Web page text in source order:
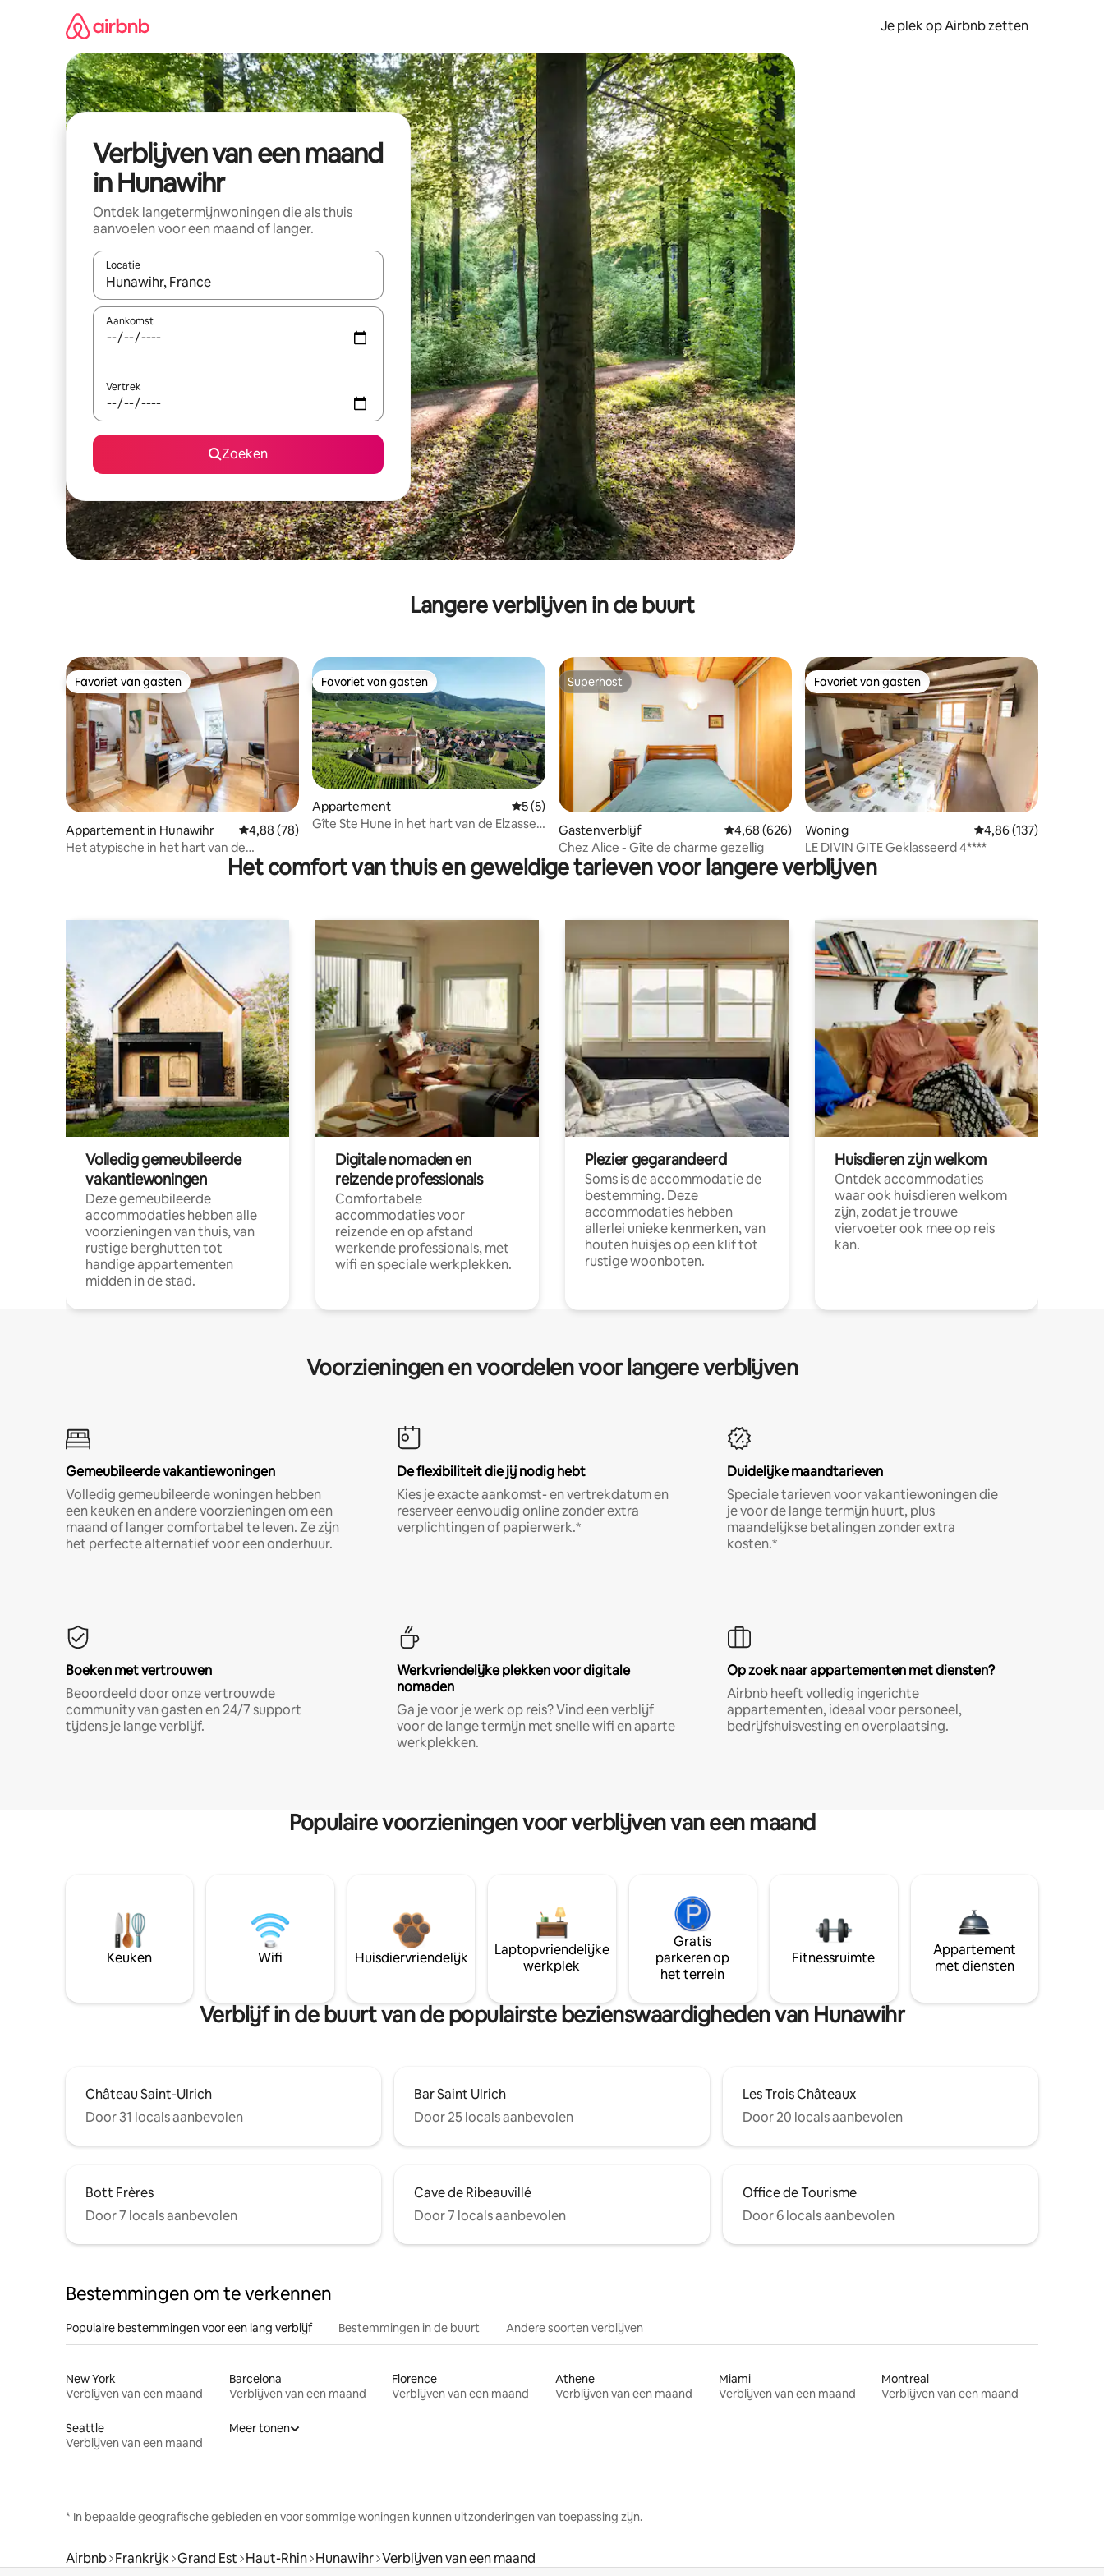
Je plek op Airbnb zetten
Verblijven van een maand
in Hunawihr
Ontdek langetermijnwoningen die als thuis
aanvoelen voor een maand of langer.
Locatie
Wanneer er resultaten beschikbaar zijn, maak je een keuze met je de pijltjestoetsen omhoog en omlaag, óf door te tikken of swipen.
Aankomst
Vertrek
Zoeken
Langere verblijven in de buurt
Favoriet van gasten
Favoriet van gasten
Appartement in Hunawihr Gemiddelde beoordeling van 4,88 op 5, 78 recensies
4,88 (78)
Het atypische in het hart van de
Favoriet van gasten
Favoriet van gasten
Appartement Gemiddelde beoordeling van 5 op 5, 5 recensies
5 (5)
Gîte Ste Hune in het hart van de Elzasser
Superhost
Superhost
Gastenverblijf Gemiddelde beoordeling van 4,68 op 5, 626 recensies
4,68 (626)
Chez Alice - Gîte de charme gezellig
Favoriet van gasten
Favoriet van gasten
Woning Gemiddelde
4,86 (137)
LE DIVIN GITE Geklasseerd 4****
Het comfort van thuis en geweldige tarieven voor langere verblijven
Volledig gemeubileerde
vakantiewoningen
Deze gemeubileerde
accommodaties hebben alle
voorzieningen van thuis, van
rustige berghutten tot
handige appartementen
midden in de stad.
Digitale nomaden en
reizende professionals
Comfortabele
accommodaties voor
reizende en op afstand
werkende professionals, met
wifi en speciale werkplekken.
Plezier gegarandeerd
Soms is de accommodatie de
bestemming. Deze
accommodaties hebben
allerlei unieke kenmerken, van
houten huisjes op een klif tot
rustige woonboten.
Huisdieren zijn welkom
Ontdek accommodaties
waar ook huisdieren welkom
zijn, zodat je trouwe
viervoeter ook mee op reis
kan.
Voorzieningen en voordelen voor langere verblijven
Gemeubileerde vakantiewoningen
Volledig gemeubileerde woningen hebben
een keuken en andere voorzieningen om een
maand of langer comfortabel te leven. Ze zijn
het perfecte alternatief voor een onderhuur.
De flexibiliteit die jij nodig hebt
Kies je exacte aankomst- en vertrekdatum en
reserveer eenvoudig online zonder extra
verplichtingen of papierwerk.*
Duidelijke maandtarieven
Speciale tarieven voor vakantiewoningen die
je voor de lange termijn huurt, plus
maandelijkse betalingen zonder extra
kosten.*
Boeken met vertrouwen
Beoordeeld door onze vertrouwde
community van gasten en 24/7 support
tijdens je lange verblijf.
Werkvriendelijke plekken voor digitale
nomaden
Ga je voor je werk op reis? Vind een verblijf
voor de lange termijn met snelle wifi en aparte
werkplekken.
Op zoek naar appartementen met diensten?
Airbnb heeft volledig ingerichte
appartementen, ideaal voor personeel,
bedrijfshuisvesting en overplaatsing.
Populaire voorzieningen voor verblijven van een maand
Keuken Wifi Huisdiervriendelijk
Laptopvriendelijke
werkplek
Gratis
parkeren op
het terrein
Fitnessruimte
Appartement
met diensten
Verblijf in de buurt van de populairste bezienswaardigheden van Hunawihr
Château Saint-Ulrich
Door 31 locals aanbevolen
Bar Saint Ulrich
Door 25 locals aanbevolen
Les Trois Châteaux
Door 20 locals aanbevolen
Bott Frères
Door 7 locals aanbevolen
Cave de Ribeauvillé
Door 7 locals aanbevolen
Office de Tourisme
Door 6 locals aanbevolen
Bestemmingen om te verkennen
Populaire bestemmingen voor een lang verblijf Bestemmingen in de buurt Andere soorten verblijven
New York
Verblijven van een maand
Barcelona
Verblijven van een maand
Florence
Verblijven van een maand
Athene
Verblijven van een maand
Miami
Verblijven van een maand
Montreal
Verblijven van een maand
Seattle
Verblijven van een maand
Meer tonen
* In bepaalde geografische gebieden en voor sommige woningen kunnen uitzonderingen van toepassing zijn.
Airbnb Frankrijk Grand Est Haut-Rhin Hunawihr Verblijven van een maand